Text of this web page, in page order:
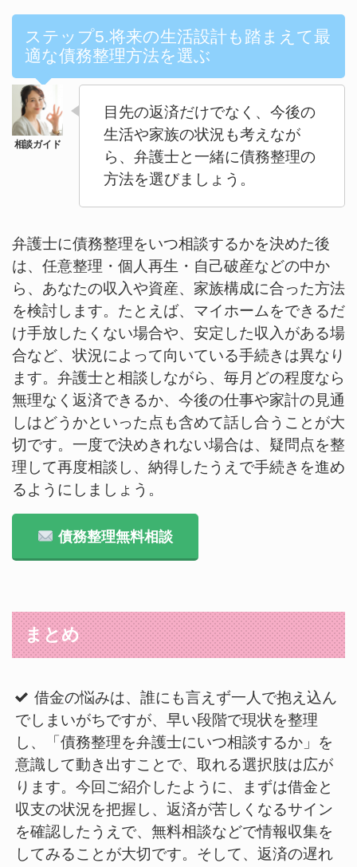
ステップ5.将来の生活設計も踏まえて最
適な債務整理方法を選ぶ
目先の返済だけでなく、今後の
生活や家族の状況も考えなが
ら、弁護士と一緒に債務整理の
方法を選びましょう。
弁護士に債務整理をいつ相談するかを決めた後
は、任意整理・個人再生・自己破産などの中か
ら、あなたの収入や資産、家族構成に合った方法
を検討します。たとえば、マイホームをできるだ
け手放したくない場合や、安定した収入がある場
合など、状況によって向いている手続きは異なり
ます。弁護士と相談しながら、毎月どの程度なら
無理なく返済できるか、今後の仕事や家計の見通
しはどうかといった点も含めて話し合うことが大
切です。一度で決めきれない場合は、疑問点を整
理して再度相談し、納得したうえで手続きを進め
るようにしましょう。
債務整理無料相談
まとめ
借金の悩みは、誰にも言えず一人で抱え込ん
でしまいがちですが、早い段階で現状を整理
し、「債務整理を弁護士にいつ相談するか」を
意識して動き出すことで、取れる選択肢は広が
ります。今回ご紹介したように、まずは借金と
収支の状況を把握し、返済が苦しくなるサイン
を確認したうえで、無料相談などで情報収集を
してみることが大切です。そして、返済の遅れ